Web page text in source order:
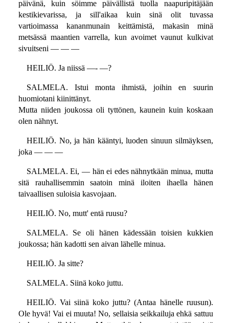
päivänä, kuin söimme päivällistä tuolla naapuripitäjään
kestikievarissa, ja sill'aikaa kuin sinä olit tuvassa
vartioimassa kananmunain keittämistä, makasin minä
metsässä maantien varrella, kun avoimet vaunut kulkivat
sivuitseni — — —
HEILIÖ. Ja niissä —- —?
SALMELA. Istui monta ihmistä, joihin en suurin
huomiotani kiinittänyt.
Mutta niiden joukossa oli tyttönen, kaunein kuin koskaan
olen nähnyt.
HEILIÖ. No, ja hän kääntyi, luoden sinuun silmäyksen,
joka — — —
SALMELA. Ei, — hän ei edes nähnytkään minua, mutta
sitä rauhallisemmin saatoin minä iloiten ihaella hänen
taivaallisen suloisia kasvojaan.
HEILIÖ. No, mutt' entä ruusu?
SALMELA. Se oli hänen kädessään toisien kukkien
joukossa; hän kadotti sen aivan lähelle minua.
HEILIÖ. Ja sitte?
SALMELA. Siinä koko juttu.
HEILIÖ. Vai siinä koko juttu? (Antaa hänelle ruusun).
Ole hyvä! Vai ei muuta! No, sellaisia seikkailuja ehkä sattuu